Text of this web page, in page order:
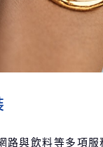
路與飲料等多項